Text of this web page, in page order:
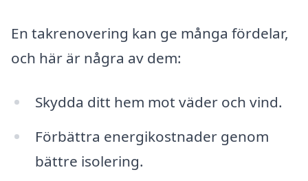
En takrenovering kan ge många fördelar,
och här är några av dem:
Skydda ditt hem mot väder och vind.
Förbättra energikostnader genom
bättre isolering.